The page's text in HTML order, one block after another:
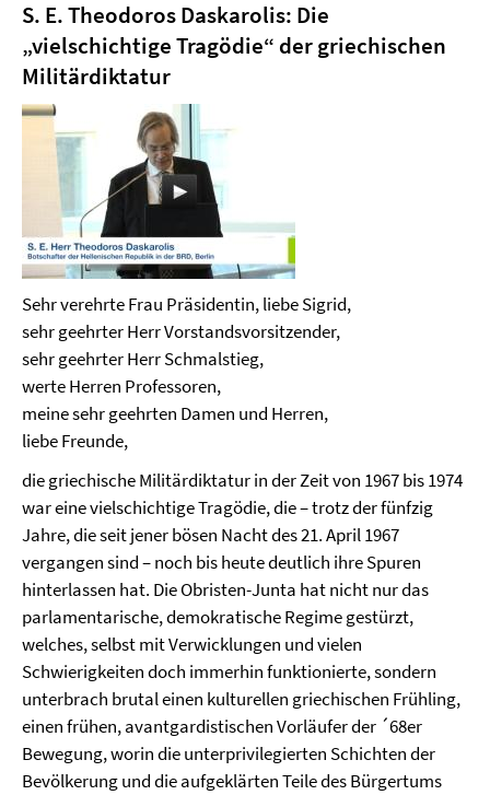
S. E. Theodoros Daskarolis: Die
„vielschichtige Tragödie“ der griechischen
Militärdiktatur
Sehr verehrte Frau Präsidentin, liebe Sigrid,
sehr geehrter Herr Vorstandsvorsitzender,
sehr geehrter Herr Schmalstieg,
werte Herren Professoren,
meine sehr geehrten Damen und Herren,
liebe Freunde,
die griechische Militärdiktatur in der Zeit von 1967 bis 1974
war eine vielschichtige Tragödie, die – trotz der fünfzig
Jahre, die seit jener bösen Nacht des 21. April 1967
vergangen sind – noch bis heute deutlich ihre Spuren
hinterlassen hat. Die Obristen-Junta hat nicht nur das
parlamentarische, demokratische Regime gestürzt,
welches, selbst mit Verwicklungen und vielen
Schwierigkeiten doch immerhin funktionierte, sondern
unterbrach brutal einen kulturellen griechischen Frühling,
einen frühen, avantgardistischen Vorläufer der ´68er
Bewegung, worin die unterprivilegierten Schichten der
Bevölkerung und die aufgeklärten Teile des Bürgertums